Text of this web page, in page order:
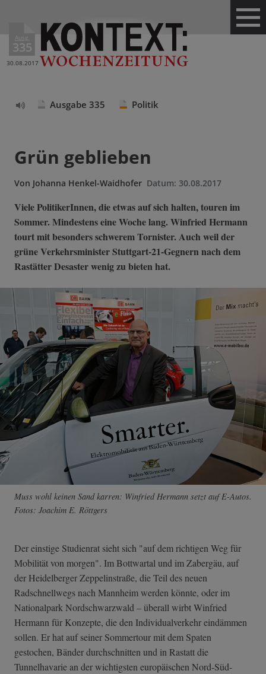
Ausg.
335
30.08.2017
Ausgabe 335 Politik
Grün geblieben
Von Johanna Henkel-Waidhofer Datum: 30.08.2017
Viele PolitikerInnen, die etwas auf sich halten, touren im
Sommer. Mindestens eine Woche lang. Winfried Hermann
tourt mit besonders schwerem Tornister. Auch weil der
grüne Verkehrsminister Stuttgart-21-Gegnern nach dem
Rastätter Desaster wenig zu bieten hat.
Muss wohl keinen Sand karren: Winfried Hermann setzt auf E-Autos.
Fotos: Joachim E. Röttgers
Der einstige Studienrat sieht sich "auf dem richtigen Weg für
Mobilität von morgen". Im Bottwartal und im Zabergäu, auf
der Heidelberger Zeppelinstraße, die Teil des neuen
Radschnellwegs nach Mannheim werden könnte, oder im
Nationalpark Nordschwarzwald – überall wirbt Winfried
Hermann für Konzepte, die den Individualverkehr eindämmen
sollen. Er hat auf seiner Sommertour mit dem Spaten
gestochen, Bänder durchschnitten und in Rastatt die
Tunnelhavarie an der wichtigsten europäischen Nord-Süd-